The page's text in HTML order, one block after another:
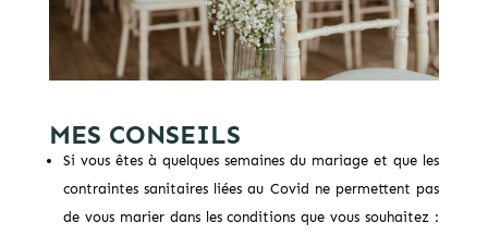
MES CONSEILS
Si vous êtes à quelques semaines du mariage et que les
contraintes sanitaires liées au Covid ne permettent pas
de vous marier dans les conditions que vous souhaitez :